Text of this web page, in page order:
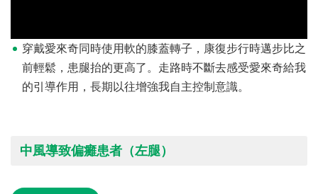
穿戴愛來奇同時使用軟的膝蓋轉子，康復步行時邁步比之
前輕鬆，患腿抬的更高了。走路時不斷去感受愛來奇給我
的引導作用，長期以往增強我自主控制意識。
中風導致偏癱患者（左腿）